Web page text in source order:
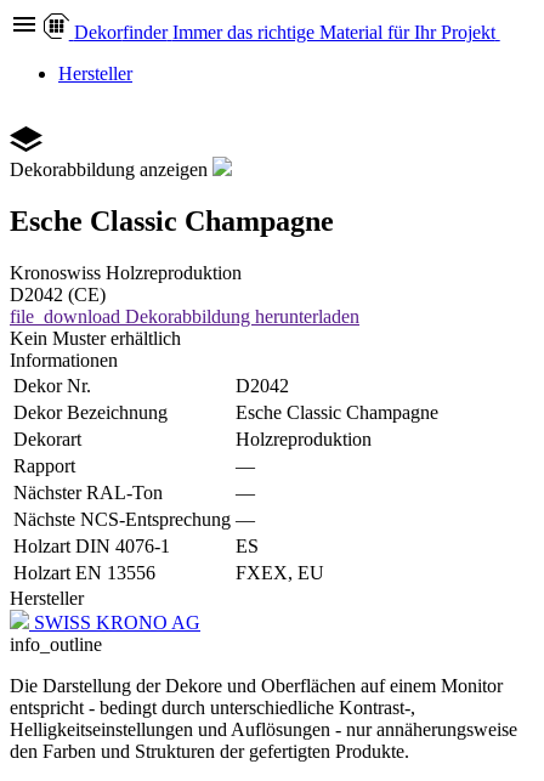
Dekorfinder Immer das richtige Material für Ihr Projekt
Hersteller
Dekorabbildung anzeigen
Esche Classic Champagne
Kronoswiss Holzreproduktion
D2042 (CE)
file_download Dekorabbildung herunterladen
Kein Muster erhältlich
Informationen
Dekor Nr.
D2042
Dekor Bezeichnung
Esche Classic Champagne
Dekorart
Holzreproduktion
Rapport
—
Nächster RAL-Ton
—
Nächste NCS-Entsprechung —
Holzart DIN 4076-1
ES
Holzart EN 13556
FXEX, EU
Hersteller
SWISS KRONO AG
info_outline
Die Darstellung der Dekore und Oberflächen auf einem Monitor
entspricht - bedingt durch unterschiedliche Kontrast-,
Helligkeitseinstellungen und Auflösungen - nur annäherungsweise
den Farben und Strukturen der gefertigten Produkte.